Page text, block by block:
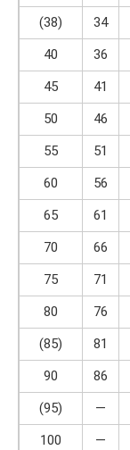
(38)
34
40
36
45
41
50
46
55
51
60
56
65
61
70
66
75
71
80
76
(85)
81
90
86
(95)
—
100
—